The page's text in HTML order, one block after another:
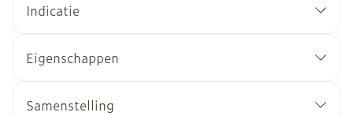
Indicatie
Eigenschappen
Samenstelling